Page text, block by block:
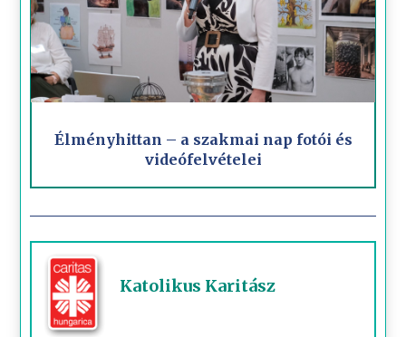
Élményhittan – a szakmai nap fotói és
videófelvételei
Katolikus Karitász